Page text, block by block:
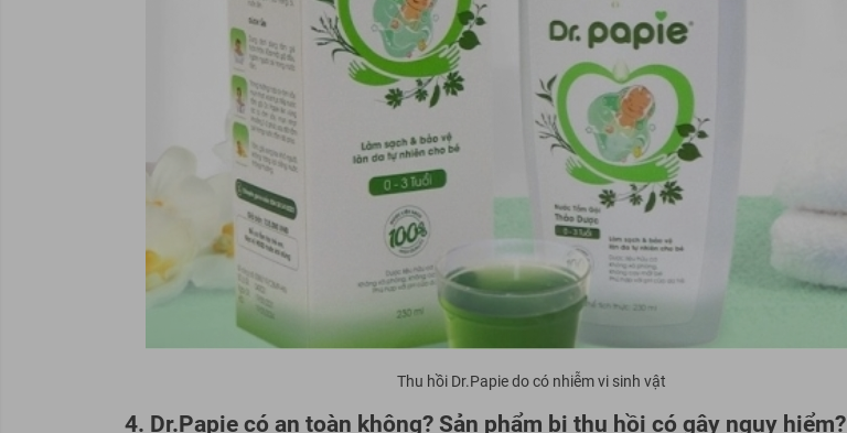
Thu hồi Dr.Papie do có nhiễm vi sinh vật
4. Dr.Papie có an toàn không? Sản phẩm bị thu hồi có gây nguy hiểm?